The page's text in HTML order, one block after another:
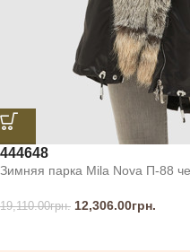
444648
Зимняя парка Mila Nova П-88
19,110.00грн. 12,306.00грн.